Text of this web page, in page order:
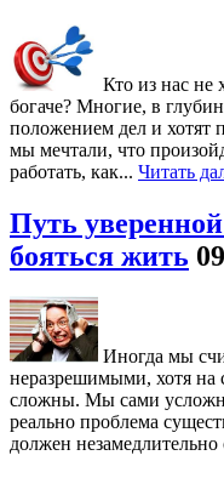
Кто из нас не
богаче? Многие, в
положением дел и хотят
мы мечтали, что
работать, как... Читать
Путь
бояться жить
Иногда мы
неразрешимыми, хотя на
сложны. Мы сами
реально проблема
должен незамедлительно